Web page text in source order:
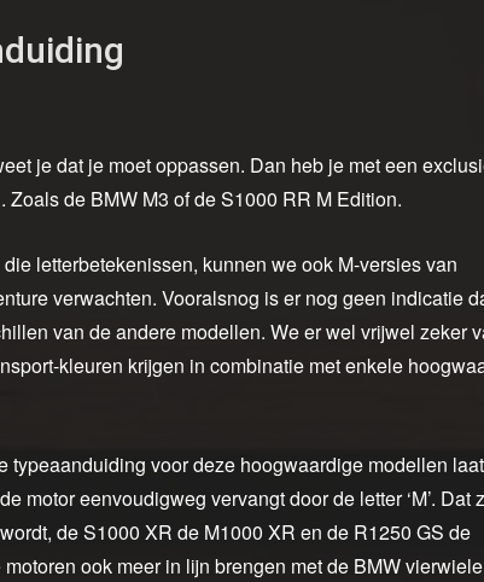
je dat je moet oppassen. Dan heb je met een
de BMW M3 of de S1000 RR M Edition.
letterbetekenissen, kunnen we ook M-versies van
verwachten. Vooralsnog is er nog geen indicatie
van de andere modellen. We er wel vrijwel zeker
kleuren krijgen in combinatie met enkele
typeaanduiding voor deze hoogwaardige modellen laat
motor eenvoudigweg vervangt door de letter ‘M’. Dat
de S1000 XR de M1000 XR en de R1250 GS de
ook meer in lijn brengen met de BMW